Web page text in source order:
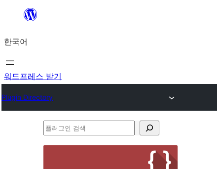
츠
로
바
가
한국어
워드프레스 받기
Plugin Directory
플